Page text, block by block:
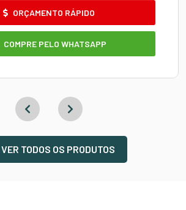
ORÇAMENTO RÁPIDO
COMPRE PELO WHATSAPP
VER TODOS OS PRODUTOS